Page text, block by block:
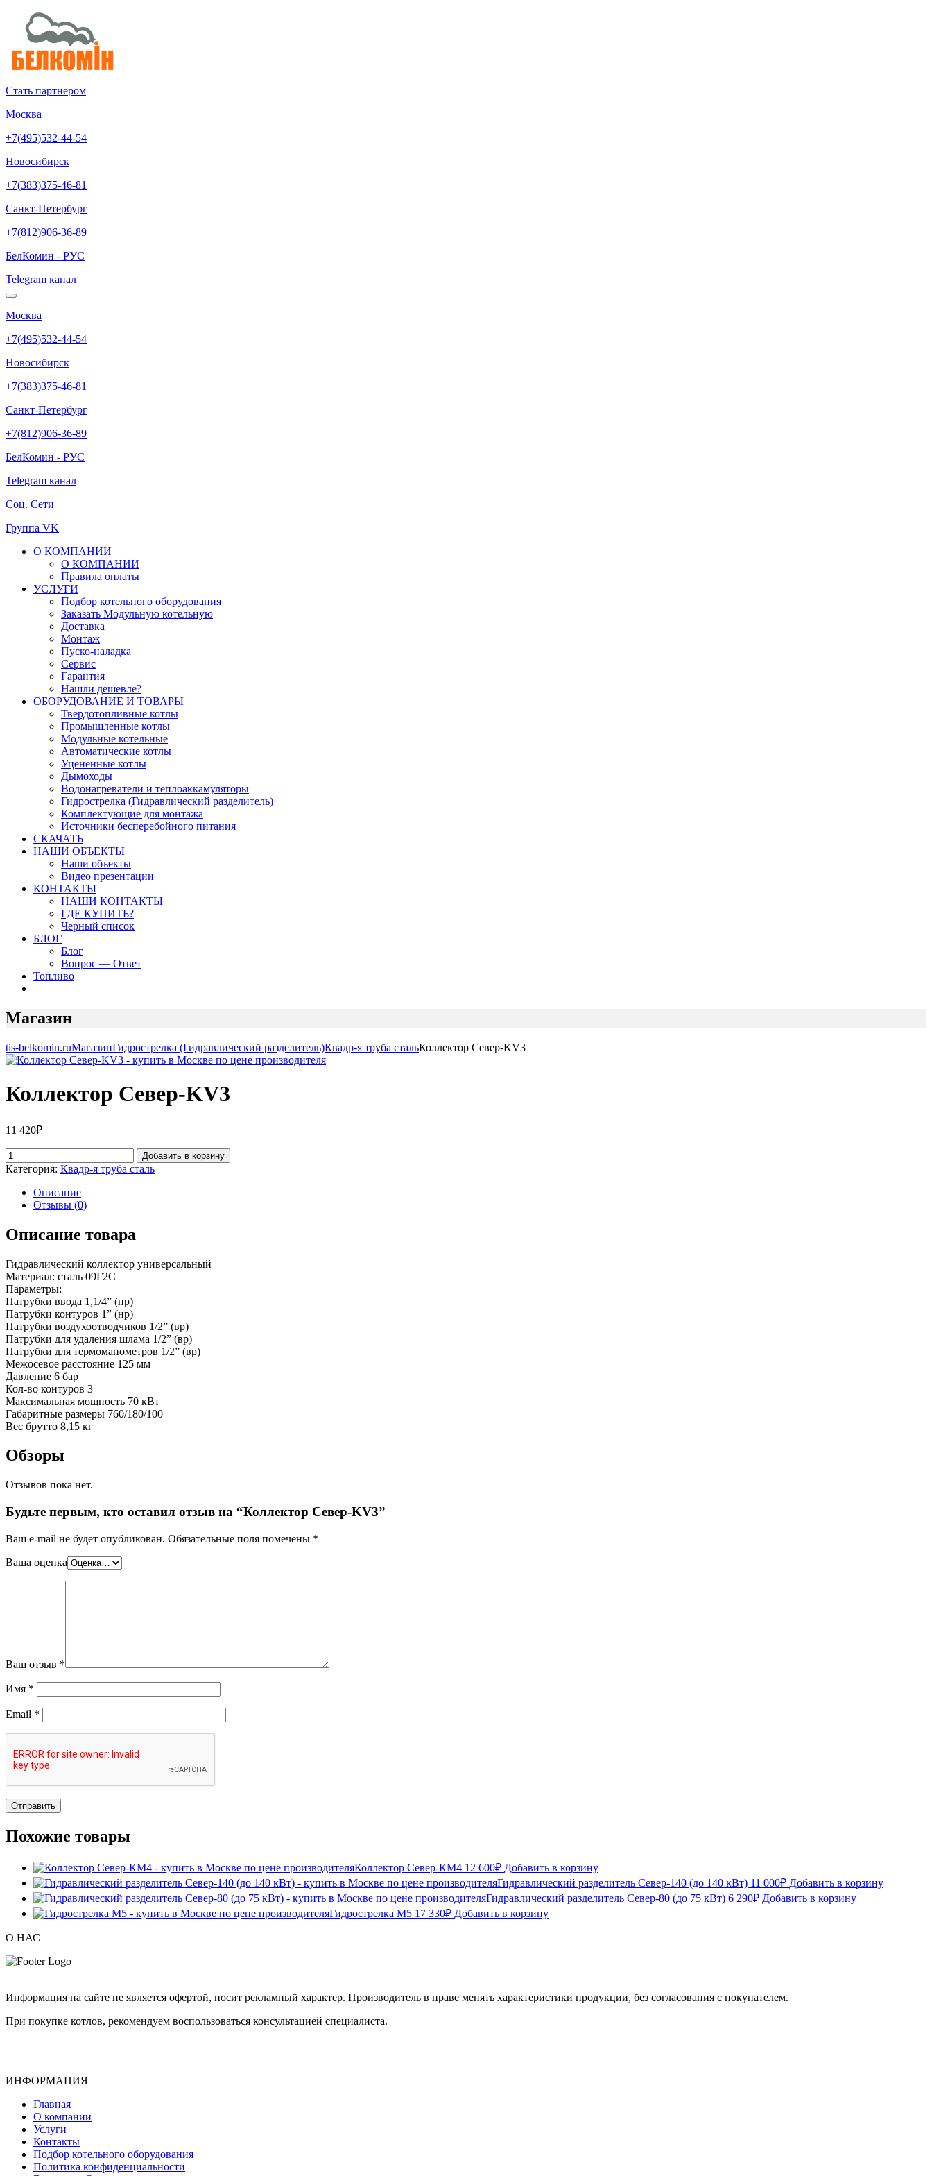
Стать партнером
Москва
+7(495)532-44-54
Новосибирск
+7(383)375-46-81
Санкт-Петербург
+7(812)906-36-89
БелКомин - РУС
Telegram канал
Москва
+7(495)532-44-54
Новосибирск
+7(383)375-46-81
Санкт-Петербург
+7(812)906-36-89
БелКомин - РУС
Telegram канал
Соц. Сети
Группа VK
О КОМПАНИИ
О КОМПАНИИ
Правила оплаты
УСЛУГИ
Подбор котельного оборудования
Заказать Модульную котельную
Доставка
Монтаж
Пуско-наладка
Сервис
Гарантия
Нашли дешевле?
ОБОРУДОВАНИЕ И ТОВАРЫ
Твердотопливные котлы
Промышленные котлы
Модульные котельные
Автоматические котлы
Уцененные котлы
Дымоходы
Водонагреватели и теплоаккамуляторы
Гидрострелка (Гидравлический разделитель)
Комплектующие для монтажа
Источники бесперебойного питания
СКАЧАТЬ
НАШИ ОБЪЕКТЫ
Наши объекты
Видео презентации
КОНТАКТЫ
НАШИ КОНТАКТЫ
ГДЕ КУПИТЬ?
Черный список
БЛОГ
Блог
Вопрос — Ответ
Топливо
Магазин
tis-belkomin.ruМагазинГидрострелка (Гидравлический разделитель)Квадр-я труба стальКоллектор Север-KV3
Коллектор Север-KV3
11 420₽
Добавить в корзину
Категория: Квадр-я труба сталь
Описание
Отзывы (0)
Описание товара
Гидравлический коллектор универсальный
Материал: сталь 09Г2С
Параметры:
Патрубки ввода 1,1/4” (нр)
Патрубки контуров 1” (нр)
Патрубки воздухоотводчиков 1/2” (вр)
Патрубки для удаления шлама 1/2” (вр)
Патрубки для термоманометров 1/2” (вр)
Межосевое расстояние 125 мм
Давление 6 бар
Кол-во контуров 3
Максимальная мощность 70 кВт
Габаритные размеры 760/180/100
Вес брутто 8,15 кг
Обзоры
Отзывов пока нет.
Будьте первым, кто оставил отзыв на “Коллектор Север-KV3”
Ваш e-mail не будет опубликован. Обязательные поля помечены *
Ваша оценка
Ваш отзыв *
Имя *
Email *
Похожие товары
Коллектор Север-КМ4 12 600₽ Добавить в корзину
Гидравлический разделитель Север-140 (до 140 кВт) 11 000₽ Добавить в корзину
Гидравлический разделитель Север-80 (до 75 кВт) 6 290₽ Добавить в корзину
Гидрострелка М5 17 330₽ Добавить в корзину
О НАС
Информация на сайте не является офертой, носит рекламный характер. Производитель в праве менять характеристики продукции, без согласования с покупателем.
При покупке котлов, рекомендуем воспользоваться консультацией специалиста.
ИНФОРМАЦИЯ
Главная
О компании
Услуги
Контакты
Подбор котельного оборудования
Политика конфиденциальности